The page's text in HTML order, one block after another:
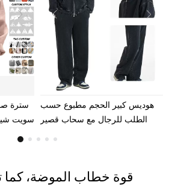
سترة
هوديس كبير الحجم مطبوع حسب
الطلب للرجال مع سحاب قصير
قوة خطاب الموضة، كما